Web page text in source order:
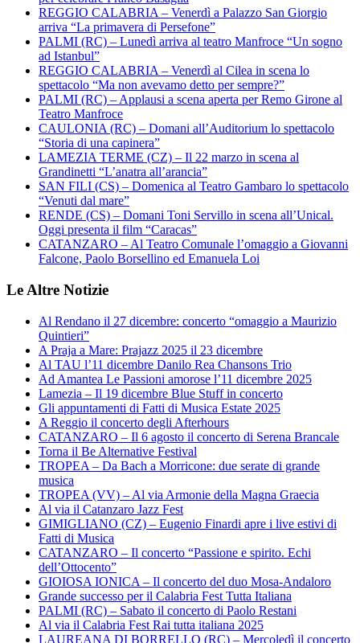
REGGIO CALABRIA – Venerdì a Palazzo San Giorgio
arriva “La primavera di Persefone”
PALMI (RC) – Lunedì arriva al teatro Manfroce “Un sogno
ad Istanbul”
REGGIO CALABRIA – Venerdì al Cilea in scena lo
spettacolo “Ma non avevamo detto per sempre?”
PALMI (RC) – Applausi a scena aperta per Remo Girone al
Teatro Manfroce
CAULONIA (RC) – Domani all’Auditorium lo spettacolo
“Storia di una capinera”
LAMEZIA TERME (CZ) – Il 22 marzo in scena al
Grandinetti “L’anatra all’arancia”
SAN FILI (CS) – Domenica al Teatro Gambaro lo spettacolo
“Venuti dal mare”
RENDE (CS) – Domani Toni Servillo in scena all’Unical.
Oggi presenta il film “Caracas”
CATANZARO – Al Teatro Comunale l’omaggio a Giovanni
Falcone, Paolo Borsellino ed Emanuela Loi
Le Altre Notizie
Al Rendano il 27 dicembre: concerto “omaggio a Maurizio
Quintieri”
A Praja a Mare: Prajazz 2025 il 23 dicembre
Al TAU l’11 dicembre Danilo Rea Chansons Trio
Ad Amantea Le Passioni amorose l’11 dicembre 2025
Lamezia – Il 19 dicembre Blue Stuff in concerto
Gli appuntamenti di Fatti di Musica Estate 2025
A Reggio il concerto degli Afterhours
CATANZARO – Il 6 agosto il concerto di Serena Brancale
Torna il Be Alternative Festival
TROPEA – Da Bach a Morricone: due serate di grande
musica
TROPEA (VV) – Al via Armonie della Magna Graecia
Al via il Catanzaro Jazz Fest
GIMIGLIANO (CZ) – Eugenio Finardi apre i live estivi di
Fatti di Musica
CATANZARO – Il concerto “Passione e spirito. Echi
dell’Ottocento”
GIOIOSA IONICA – Il concerto del duo Mosa-Andaloro
Grande successo per il Calabria Fest Tutta Italiana
PALMI (RC) – Sabato il concerto di Paolo Restani
Al via il Calabria Fest Rai tutta italiana 2025
LAUREANA DI BORRELLO (RC) – Mercoledì il concerto